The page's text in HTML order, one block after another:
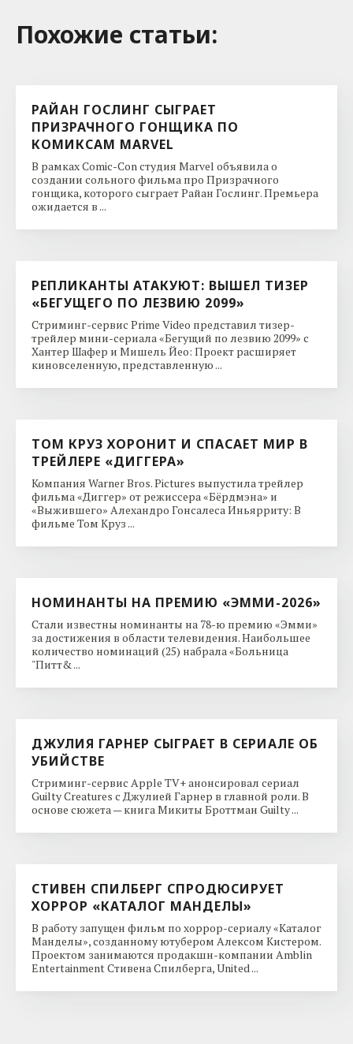
Похожие cтатьи:
РАЙАН ГОСЛИНГ СЫГРАЕТ
ПРИЗРАЧНОГО ГОНЩИКА ПО
КОМИКСАМ MARVEL
В рамках Comic-Con студия Marvel объявила о
создании сольного фильма про Призрачного
гонщика, которого сыграет Райан Гослинг. Премьера
ожидается в ...
РЕПЛИКАНТЫ АТАКУЮТ: ВЫШЕЛ ТИЗЕР
«БЕГУЩЕГО ПО ЛЕЗВИЮ 2099»
Стриминг-сервис Prime Video представил тизер-
трейлер мини-сериала «Бегущий по лезвию 2099» с
Хантер Шафер и Мишель Йео: Проект расширяет
киновселенную, представленную ...
ТОМ КРУЗ ХОРОНИТ И СПАСАЕТ МИР В
ТРЕЙЛЕРЕ «ДИГГЕРА»
Компания Warner Bros. Pictures выпустила трейлер
фильма «Диггер» от режиссера «Бёрдмэна» и
«Выжившего» Алехандро Гонсалеса Иньярриту: В
фильме Том Круз ...
НОМИНАНТЫ НА ПРЕМИЮ «ЭММИ-2026»
Стали известны номинанты на 78-ю премию «Эмми»
за достижения в области телевидения. Наибольшее
количество номинаций (25) набрала «Больница
"Питт& ...
ДЖУЛИЯ ГАРНЕР СЫГРАЕТ В СЕРИАЛЕ ОБ
УБИЙСТВЕ
Стриминг-сервис Apple TV+ анонсировал сериал
Guilty Creatures с Джулией Гарнер в главной роли. В
основе сюжета — книга Микиты Броттман Guilty ...
СТИВЕН СПИЛБЕРГ СПРОДЮСИРУЕТ
ХОРРОР «КАТАЛОГ МАНДЕЛЫ»
В работу запущен фильм по хоррор-сериалу «Каталог
Манделы», созданному ютубером Алексом Кистером.
Проектом занимаются продакшн-компании Amblin
Entertainment Стивена Спилберга, United ...